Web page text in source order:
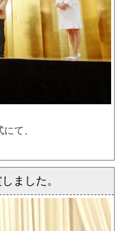
て、
ました。